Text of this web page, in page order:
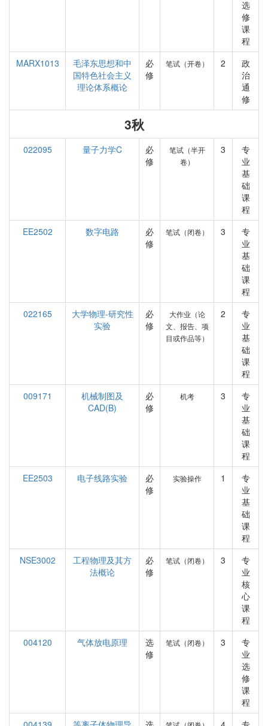
选
修
课
程
MARX1013
毛泽东思想和中
国特色社会主义
理论体系概论
必
修
笔试（开卷） 2
政
治
通
修
3秋
022095 量子力学C
必
修
笔试（半开
卷）
3
专
业
基
础
课
程
EE2502
数字电路
必
修
笔试（闭卷） 3
专
业
基
础
课
程
022165
大学物理-研究性
实验
必
修
大作业（论
文、报告、项
目或作品等）
2
专
业
基
础
课
程
009171
机械制图及
CAD(B)
必
修
机考 3
专
业
基
础
课
程
EE2503
电子线路实验
必
修
实验操作 1
专
业
基
础
课
程
NSE3002
工程物理及其方
法概论
必
修
笔试（闭卷） 3
专
业
核
心
课
程
004120
气体放电原理
选
修
笔试（闭卷） 3
专
业
选
修
课
程